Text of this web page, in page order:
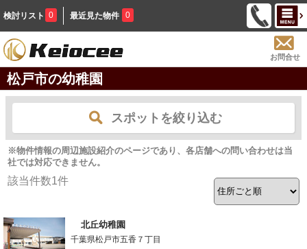
検討リスト 0 最近見た物件 0
お問合せ
松戸市の幼稚園
スポットを絞り込む
※物件情報の周辺施設紹介のページであり、各店舗への問い合わせは当
社では対応できません。
該当件数1件
北丘幼稚園
千葉県松戸市五香７丁目